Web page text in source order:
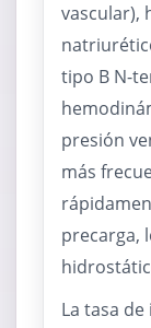
vascular),
tipo B N-
presión
más
precarga,
La tasa